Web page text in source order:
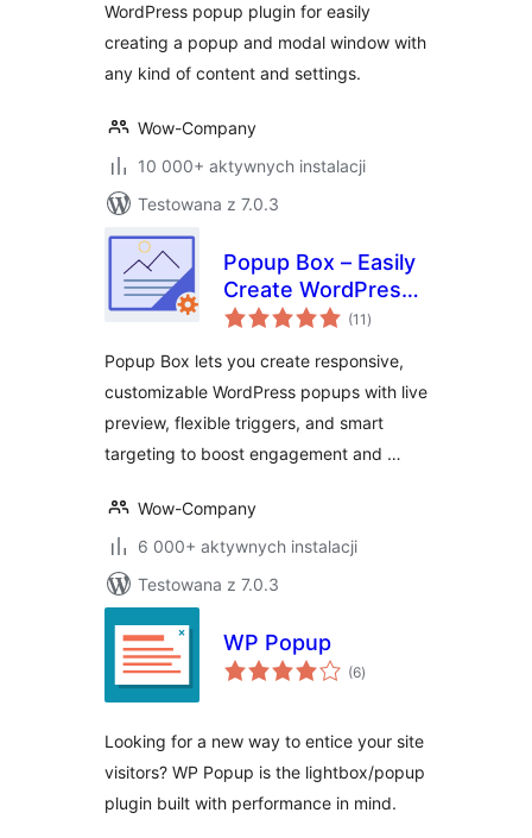
WordPress popup plugin for easily
creating a popup and modal window with
any kind of content and settings.
Wow-Company
10 000+ aktywnych instalacji
Testowana z 7.0.3
Popup Box – Easily
Create WordPress
Popups
(11 wszystkich
ocen
)
Popup Box lets you create responsive,
customizable WordPress popups with live
preview, flexible triggers, and smart
targeting to boost engagement and …
Wow-Company
6 000+ aktywnych instalacji
Testowana z 7.0.3
WP Popup
(6wszystkich
ocen
)
Looking for a new way to entice your site
visitors? WP Popup is the lightbox/popup
plugin built with performance in mind.